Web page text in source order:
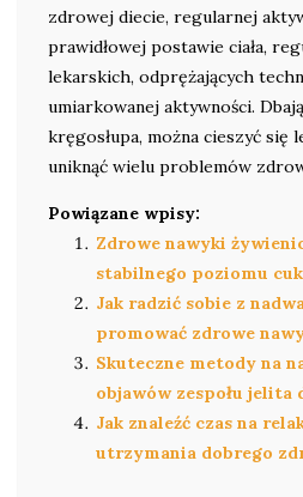
zdrowej diecie, regularnej
prawidłowej postawie ciała,
lekarskich, odprężających
umiarkowanej aktywności.
kręgosłupa, można cieszyć się
uniknąć wielu problemów
Powiązane wpisy:
Zdrowe nawyki
stabilnego poziomu
Jak radzić sobie z
promować zdrowe
Skuteczne metody na
objawów zespołu jelita
Jak znaleźć czas na
utrzymania dobrego